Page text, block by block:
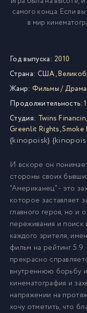
самого конца. Если
в мир
Год выпуска: 2010
Страна: США,
Жанр: Фильмы/Драма
Продолжительность:
Студия: Twins
Greenlit Rights,
{kinopoisk}
И вскоре он
стороны своих
"Американец" - это
которое заставляет
главного героя, но и
переживания и поиск
каждого зрителя,
фильм на рейтинг
прекрасно
внутреннюю борьбу
кинематография и
напряжении на
хочу отметить, что